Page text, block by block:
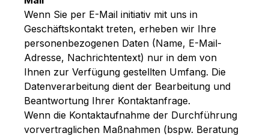
Wenn Sie per E-Mail initiativ mit uns in
Geschäftskontakt treten, erheben wir Ihre
personenbezogenen Daten (Name, E-Mail-
Adresse, Nachrichtentext) nur in dem von
Ihnen zur Verfügung gestellten Umfang. Die
Datenverarbeitung dient der Bearbeitung und
Beantwortung Ihrer Kontaktanfrage.
Wenn die Kontaktaufnahme der Durchführung
vorvertraglichen Maßnahmen (bspw. Beratung